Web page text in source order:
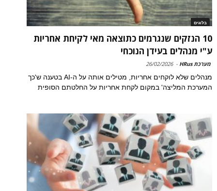
בלוגים
10 הנזקים שנגרמים כתוצאה מאי לקיחת אחריות
ע"י מנהלים בעידן הנוכחי
מערכת HRus -
26/02/2026
מנהלים שלא לוקחים אחריות, מטילים אותה על ה-AI בטענה ש'כך
המערכת המליצה' במקום לקחת אחריות על החלטתם הסופית